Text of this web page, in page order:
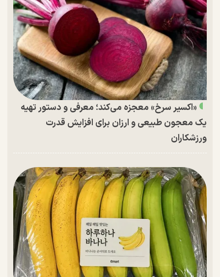
«اکسیر سرخ» معجزه می‌کند؛ معرفی و دستور تهیه
یک معجون طبیعی و ارزان برای افزایش قدرت
ورزشکاران